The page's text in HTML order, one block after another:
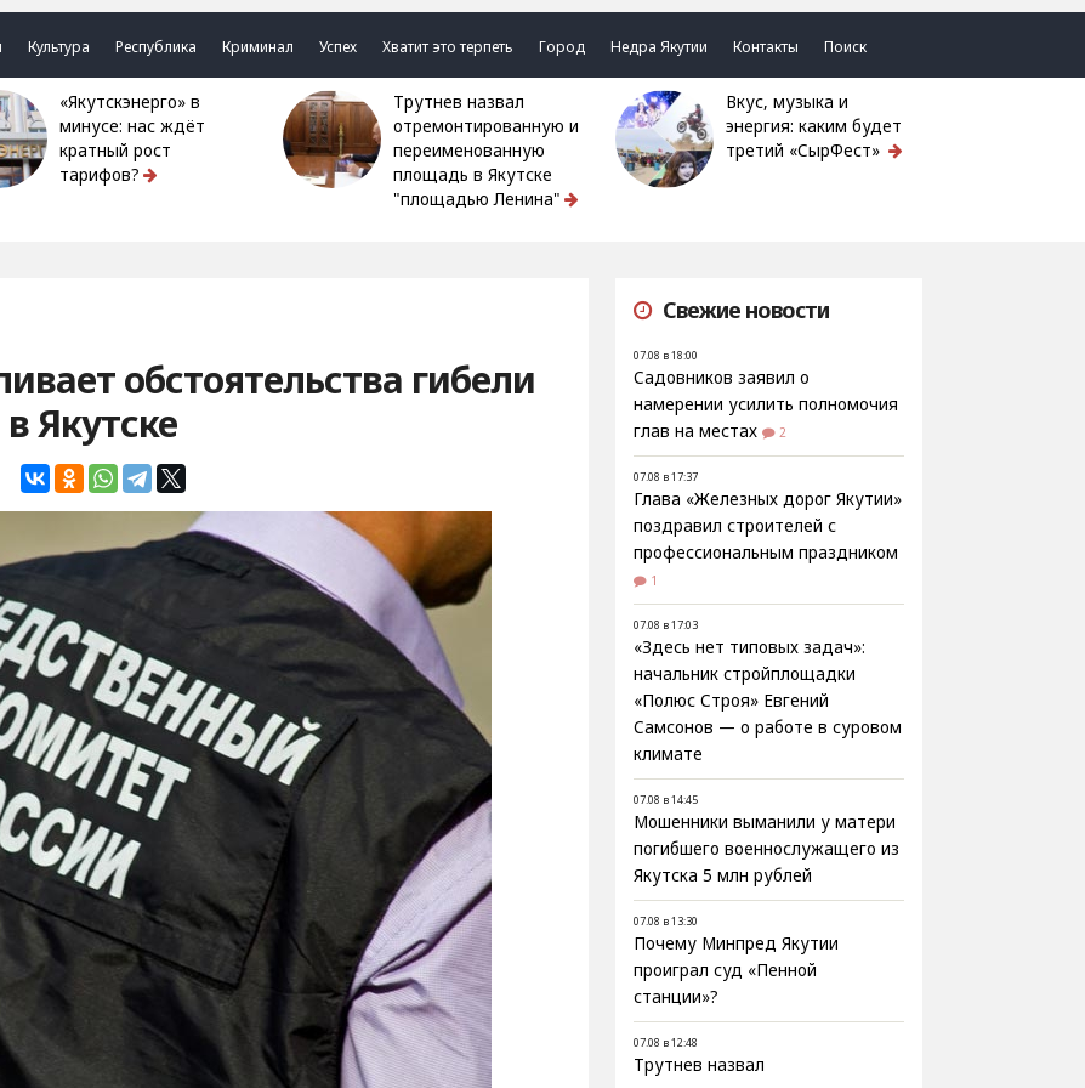
Культура Республика Криминал Успех Хватит это терпеть Город Недра Якутии Контакты Поиск
«Якутскэнерго» в
минусе: нас ждёт
кратный рост
тарифов?
Трутнев назвал
отремонтированную и
переименованную
площадь в Якутске
"площадью Ленина"
Вкус, музыка и
энергия: каким будет
третий «СырФест»
обстоятельства гибели
Якутске
Свежие новости
07.08 в 18:00
Садовников заявил о
намерении усилить полномочия
глав на местах
2
07.08 в 17:37
Глава «Железных дорог Якутии»
поздравил строителей с
профессиональным праздником
1
07.08 в 17:03
«Здесь нет типовых задач»:
начальник стройплощадки
«Полюс Строя» Евгений
Самсонов — о работе в суровом
климате
07.08 в 14:45
Мошенники выманили у матери
погибшего военнослужащего из
Якутска 5 млн рублей
07.08 в 13:30
Почему Минпред Якутии
проиграл суд «Пенной
станции»?
07.08 в 12:48
Трутнев назвал